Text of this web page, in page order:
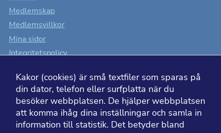
Medlemskap
Medlemsvillkor
Mina sidor
Integritetspolicy
Tillgänglighet
Kakor (cookies) är små textfiler som sparas på
din dator, telefon eller surfplatta när du
besöker webbplatsen. De hjälper webbplatsen
att komma ihåg dina inställningar och samla in
information till statistik. Det betyder bland